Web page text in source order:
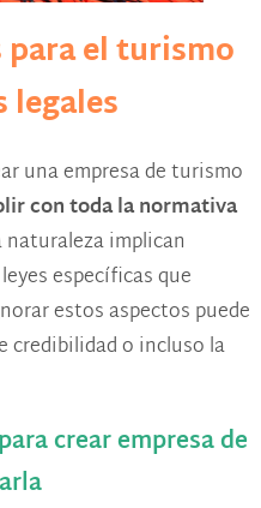
para el turismo
una empresa de turismo
con toda la normativa
implican
específicas que
estos aspectos puede
credibilidad o incluso la
crear empresa de